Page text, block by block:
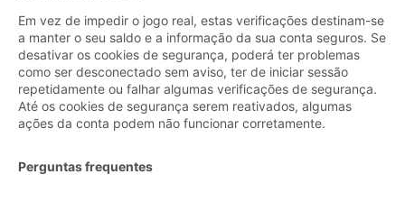
Em vez de impedir o jogo real, estas verificações destinam-se
a manter o seu saldo e a informação da sua conta seguros. Se
desativar os cookies de segurança, poderá ter problemas
como ser desconectado sem aviso, ter de iniciar sessão
repetidamente ou falhar algumas verificações de segurança.
Até os cookies de segurança serem reativados, algumas
ações da conta podem não funcionar corretamente.
Perguntas frequentes